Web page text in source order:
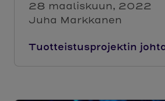
28 maaliskuun, 2022
Juha Markkanen
Tuotteistusprojektin